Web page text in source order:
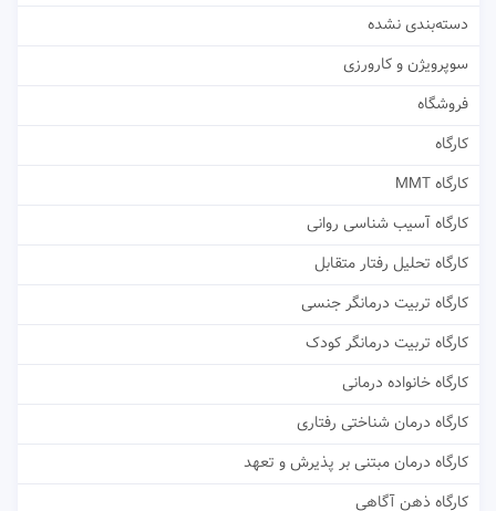
دسته‌بندی نشده
سوپرویژن و کارورزی
فروشگاه
کارگاه
کارگاه MMT
کارگاه آسیب شناسی روانی
کارگاه تحلیل رفتار متقابل
کارگاه تربیت درمانگر جنسی
کارگاه تربیت درمانگر کودک
کارگاه خانواده درمانی
کارگاه درمان شناختی رفتاری
کارگاه درمان مبتنی بر پذیرش و تعهد
کارگاه ذهن آگاهی